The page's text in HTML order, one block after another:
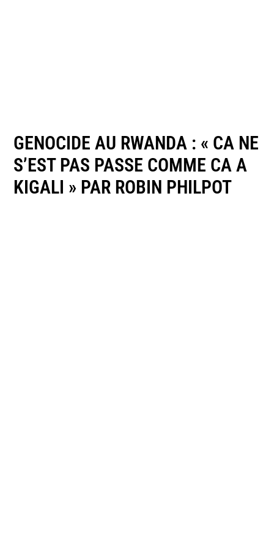
GENOCIDE AU RWANDA : « CA NE
S’EST PAS PASSE COMME CA A
KIGALI » PAR ROBIN PHILPOT